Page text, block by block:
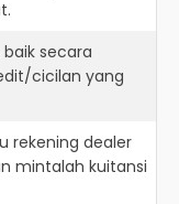
secara
cicilan yang
rekening dealer
mintalah kuitansi